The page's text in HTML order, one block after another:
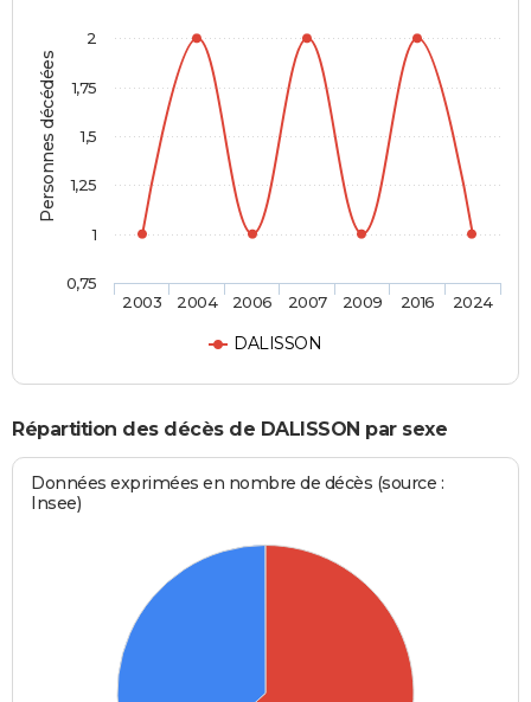
Personnes décédées
DALISSON
2003 2004 2006 2007 2009 2016 2024
0,75
1
1,25
1,5
1,75
2
Répartition des décès de DALISSON par sexe
Données exprimées en nombre de décès (source :
Insee)